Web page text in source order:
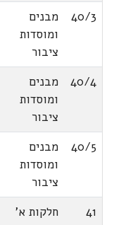
40/3
מבנים
ומוסדות
ציבור
40/4
מבנים
ומוסדות
ציבור
40/5
מבנים
ומוסדות
ציבור
41 חלקות א'